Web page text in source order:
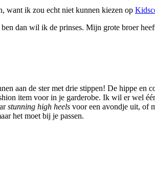
want ik zou echt niet kunnen kiezen op
dan wil ik de prinses. Mijn grote broer
aan de ster met drie stippen! De hippe en
item voor in je garderobe. Ik wil er wel
stunning high heels voor een avondje uit, of
het moet bij je passen.